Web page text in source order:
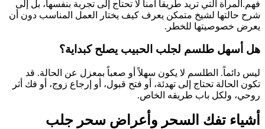
فهم.المرأة التي تريد طريقاً آمناً لا تحتاج إلى تجربة بنفسها، بل إلى
شرح حالتها لشيخ متمكن يعرف كيف يختار العمل المناسب دون أن
يعرض خصوصيتها للخطر.
هل أسهل طلسم لجلب الحبيب يصلح كبداية؟
ليس دائماً. الطلسم لا يكون سهلاً أو صعباً بمعزل عن الحالة. قد
تكون الحالة تحتاج إلى تهدئة، أو فتح قبول، أو إرجاع زوج، أو فك أثر
روحي، ولكل باب طريقه الخاص.
أشياء تفك السحر وأعراض سحر جلب